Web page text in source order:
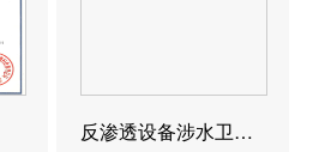
反渗透设备涉水卫生许可批件